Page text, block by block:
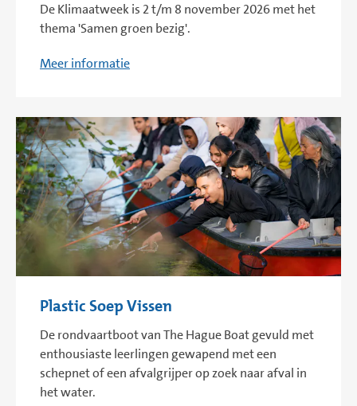
De Klimaatweek is 2 t/m 8 november 2026 met het
thema 'Samen groen bezig'.
Meer informatie
Plastic Soep Vissen
De rondvaartboot van The Hague Boat gevuld met
enthousiaste leerlingen gewapend met een
schepnet of een afvalgrijper op zoek naar afval in
het water.